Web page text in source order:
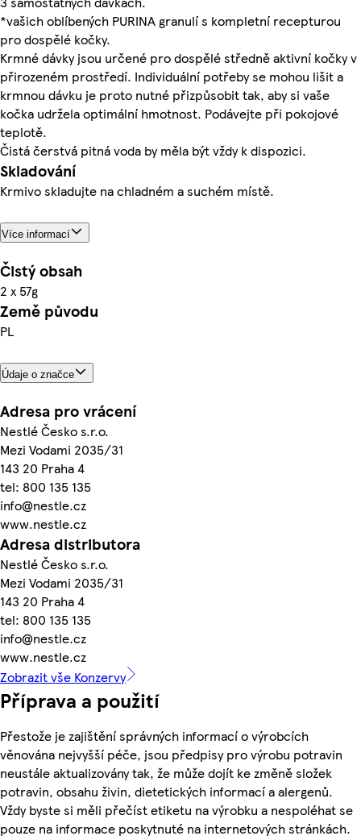
*vašich oblíbených PURINA granulí s kompletní recepturou
pro dospělé kočky.
Krmné dávky jsou určené pro dospělé středně aktivní kočky v
přirozeném prostředí. Individuální potřeby se mohou lišit a
krmnou dávku je proto nutné přizpůsobit tak, aby si vaše
kočka udržela optimální hmotnost. Podávejte při pokojové
teplotě.
Čistá čerstvá pitná voda by měla být vždy k dispozici.
Skladování
Krmivo skladujte na chladném a suchém místě.
Více informací
Čistý obsah
2 x 57g
Země původu
PL
Údaje o značce
Adresa pro vrácení
Nestlé Česko s.r.o.
Mezi Vodami 2035/31
143 20 Praha 4
tel: 800 135 135
info@nestle.cz
www.nestle.cz
Adresa distributora
Nestlé Česko s.r.o.
Mezi Vodami 2035/31
143 20 Praha 4
tel: 800 135 135
info@nestle.cz
www.nestle.cz
Zobrazit vše Konzervy
Příprava a použití
Přestože je zajištění správných informací o výrobcích
věnována nejvyšší péče, jsou předpisy pro výrobu potravin
neustále aktualizovány tak, že může dojít ke změně složek
potravin, obsahu živin, dietetických informací a alergenů.
Vždy byste si měli přečíst etiketu na výrobku a nespoléhat se
pouze na informace poskytnuté na internetových stránkách.